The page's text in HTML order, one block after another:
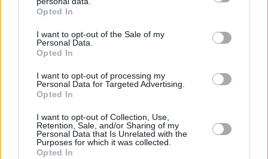
grant or deny consent to Google and its third-party tags to
use your data for below specified purposes in below Google
consent section.
Opted In
I want to opt-out of the Sale of my
Personal Data.
Opted In
I want to opt-out of processing my
Personal Data for Targeted Advertising.
Opted In
I want to opt-out of Collection, Use,
Retention, Sale, and/or Sharing of my
Personal Data that Is Unrelated with the
Purposes for which it was collected.
Opted In
Χρωστάς Έναν Αύγουστο: «Δεν βασίστηκε στον
Μητροπάνο», τι απαντάνε για τη χρήση AI
πριν 20 λεπτά
Παρέμβαση της Αρχής Πολιτικής Αεροπορίας μετά την
προσγείωση ελικοπτέρου στο Σαρακήνικο, αυστηρή
5 ελληνικά νησιά για ήσυχες διακοπές
πριν 29 λεπτά
πριν 36 λεπτά